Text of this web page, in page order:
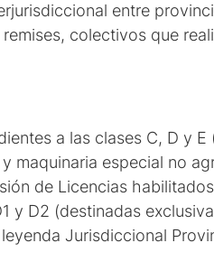
entre
colectivos que
a las clases C, D y
maquinaria especial no
de Licencias
y D2 (destinadas
Jurisdiccional